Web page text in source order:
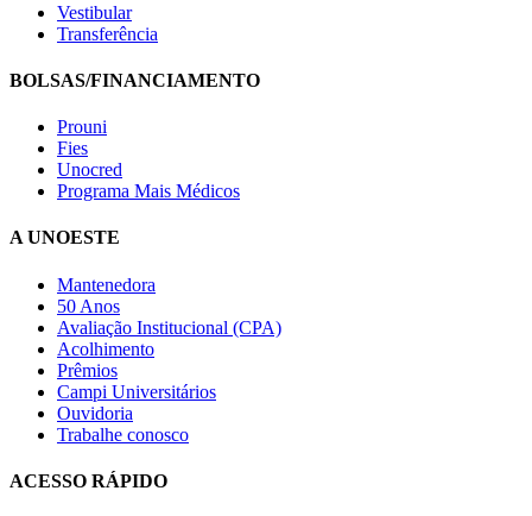
Vestibular
Transferência
BOLSAS/FINANCIAMENTO
Prouni
Fies
Unocred
Programa Mais Médicos
A UNOESTE
Mantenedora
50 Anos
Avaliação Institucional (CPA)
Acolhimento
Prêmios
Campi Universitários
Ouvidoria
Trabalhe conosco
ACESSO RÁPIDO